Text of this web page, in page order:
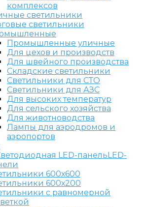
комплексов
светильники
светильники
Промышленные уличные
Для цехов и производств
Для швейного производства
Складские светильники
Светильники для СТО
Светильники для АЗС
Для высоких температур
Для сельского хозяйства
Для животноводства
Лампы для аэродромов и
аэропортов
LED-
600х600
600х200
с равномерной